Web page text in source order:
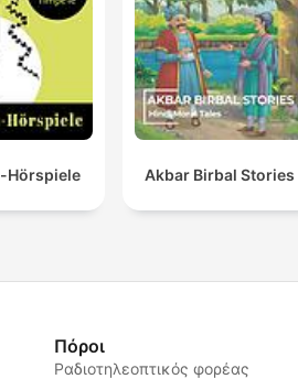
Hörspiele Akbar Birbal Stories
Πόροι
Ραδιοτηλεοπτικός φορέας